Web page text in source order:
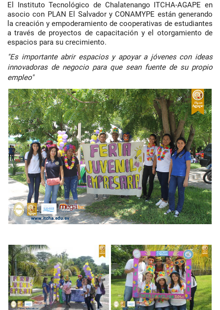
El Instituto Tecnológico de Chalatenango ITCHA-AGAPE en
asocio con PLAN El Salvador y CONAMYPE están generando
la creación y empoderamiento de cooperativas de estudiantes
a través de proyectos de capacitación y el otorgamiento de
espacios para su crecimiento.
"Es importante abrir espacios y apoyar a jóvenes con ideas
innovadoras de negocio para que sean fuente de su propio
empleo"